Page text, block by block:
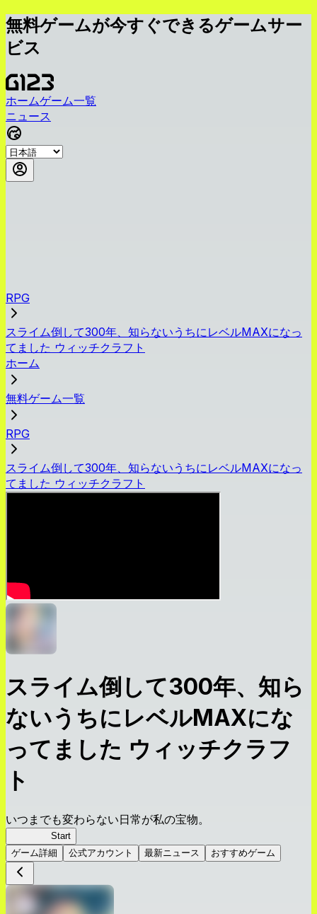
無料ゲームが今すぐできるゲームサー
ビス
ホームゲーム一覧
ニュース
RPG
スライム倒して300年、知らないうちにレベルMAXになっ
てました ウィッチクラフト
ホーム
無料ゲーム一覧
RPG
スライム倒して300年、知らないうちにレベルMAXになっ
てました ウィッチクラフト
スライム倒して300年、知ら
ないうちにレベルMAXにな
ってました ウィッチクラフ
ト
いつまでも変わらない日常が私の宝物。
Start
ゲーム詳細
公式アカウント 最新ニュース おすすめゲーム